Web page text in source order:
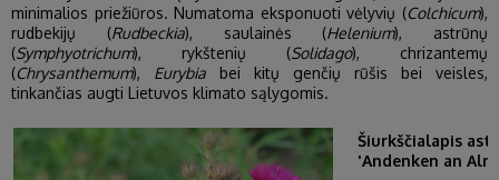
minimalios priežiūros. Numatoma eksponuoti vėlyvių (Colchicum),
rudbekijų (Rudbeckia), saulainės (Helenium), astrūnų
(Symphyotrichum), rykštenių (Solidago), chrizantemų
(Chrysanthemum), Eurybia bei kitų genčių rūšis bei veisles,
tinkančias augti Lietuvos klimato sąlygomis.
Šiurkščialapis
'Andenken an